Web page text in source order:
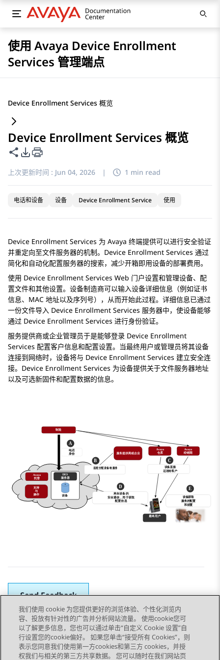
使用 Avaya Device Enrollment
Services 管理端点
Device Enrollment Services 概览
Device Enrollment Services 概览
共享此页面
PDF 导出选项
上次更新时间 : Jun 04, 2026 | 1 min read
电话和设备 设备 Device Enrollment Service 使用
Device Enrollment Services 为 Avaya 终端提供可以进行安全验证
并重定向至文件服务器的机制。 Device Enrollment Services 通过
简化和自动化配置服务器的搜索，减少开箱即用设备的部署费用。
使用 Device Enrollment Services Web 门户设置和管理设备、配
置文件和其他设置。设备制造商可以输入设备详细信息（例如证书
信息、MAC 地址以及序列号），从而开始此过程。详细信息已通过
一份文件导入 Device Enrollment Services 服务器中，使设备能够
通过 Device Enrollment Services 进行身份验证。
服务提供商或企业管理员于是能够登录 Device Enrollment
Services 配置客户信息和配置设置。当最终用户或管理员将其设备
连接到网络时，设备将与 Device Enrollment Services 建立安全连
接。 Device Enrollment Services 为设备提供关于文件服务器地址
以及可选新固件和配置数据的信息。
Send Feedback
Topic navigation
上一主题 下一主题
我们使用 cookie 为您提供更好的浏览体验、个性化浏览内
容、投放有针对性的广告并分析网站流量。 使用cookie您可
以了解更多信息，您也可以通过单击“自定义 Cookie 设置”自
行设置您的cookie偏好。 如果您单击“接受所有 Cookies”，则
表示您同意我们使用第一方cookies和第三方 cookies，并授
权我们与相关的第三方共享数据。 您可以随时在我们网站页